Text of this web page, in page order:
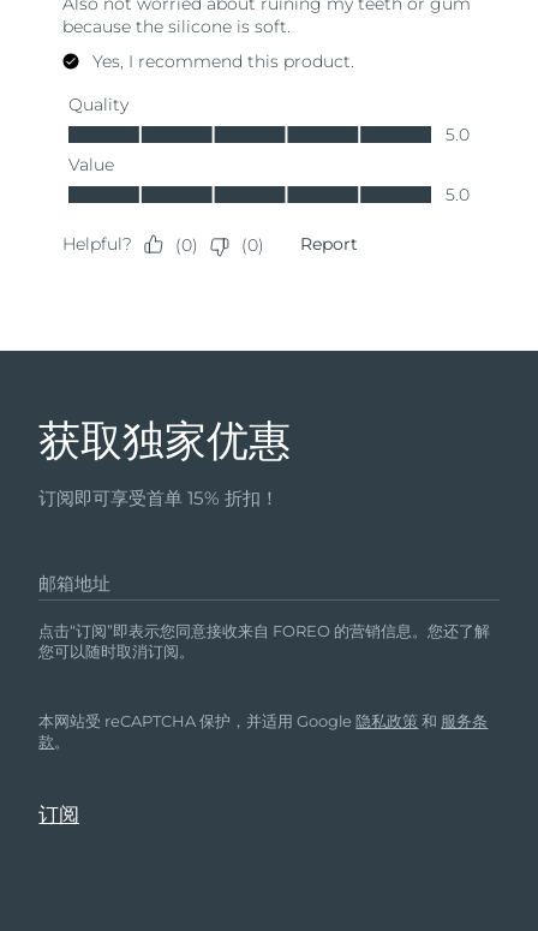
获取独家优惠
订阅即可享受首单 15% 折扣！
邮箱地址
点击“订阅”即表示您同意接收来自 FOREO 的营销信息。您还了解
您可以随时取消订阅。
本网站受 reCAPTCHA 保护，并适用 Google隐私政策 和 服务条
款。